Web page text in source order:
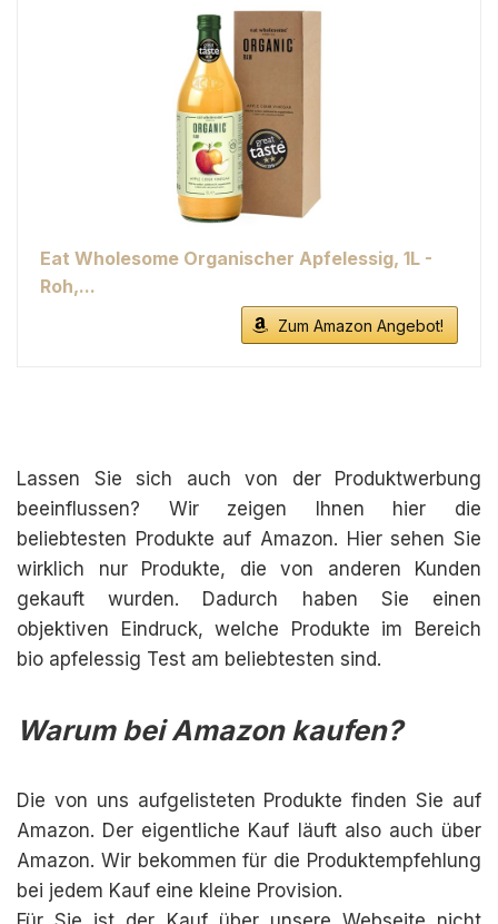
Eat Wholesome Organischer Apfelessig, 1L -
Roh,...
Zum Amazon Angebot!
Lassen Sie sich auch von der Produktwerbung
beeinflussen? Wir zeigen Ihnen hier die
beliebtesten Produkte auf Amazon. Hier sehen Sie
wirklich nur Produkte, die von anderen Kunden
gekauft wurden. Dadurch haben Sie einen
objektiven Eindruck, welche Produkte im Bereich
bio apfelessig Test am beliebtesten sind.
Warum bei Amazon kaufen?
Die von uns aufgelisteten Produkte finden Sie auf
Amazon. Der eigentliche Kauf läuft also auch über
Amazon. Wir bekommen für die Produktempfehlung
bei jedem Kauf eine kleine Provision.